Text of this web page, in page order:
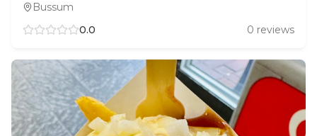
Bussum
0.0 0 reviews